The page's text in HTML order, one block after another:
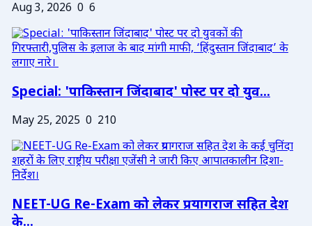
Aug 3, 2026 0 6
Special: 'पाकिस्तान जिंदाबाद' पोस्ट पर दो युव...
May 25, 2025 0 210
NEET-UG Re-Exam को लेकर प्रयागराज सहित देश